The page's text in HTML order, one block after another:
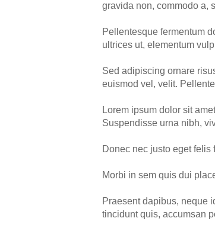
gravida non, commodo a,
Pellentesque fermentum
ultrices ut, elementum
Sed adipiscing ornare
euismod vel, velit.
Lorem ipsum dolor sit
Suspendisse urna nibh,
Donec nec justo eget
Morbi in sem quis dui
Praesent dapibus, neque
tincidunt quis, accumsan